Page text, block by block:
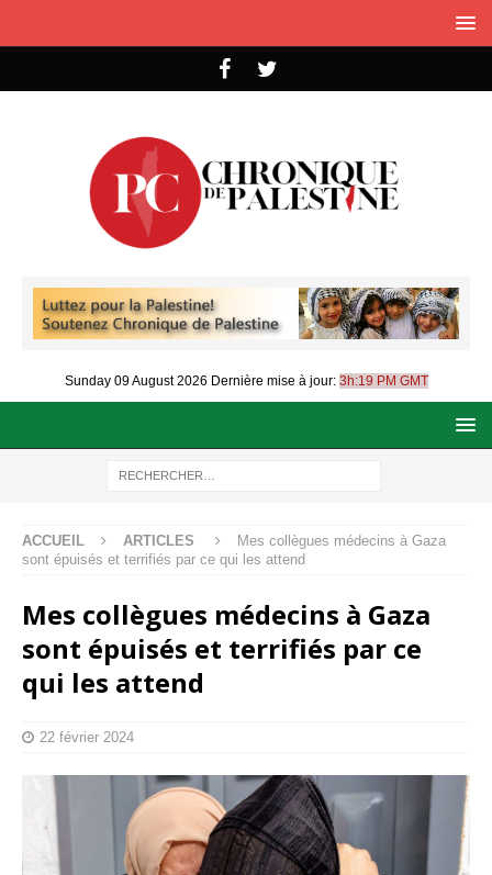
Sunday 09 August 2026 Dernière mise à jour: 3h:19 PM GMT
ACCUEIL ARTICLES
Mes collègues médecins à Gaza
sont épuisés et terrifiés par ce qui les attend
Mes collègues médecins à Gaza
sont épuisés et terrifiés par ce
qui les attend
22 février 2024